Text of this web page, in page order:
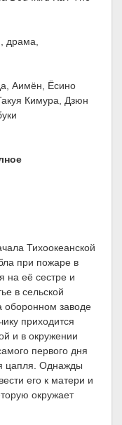
драма,
Аимён, Ёсино
Кимура, Дзюн
Тихоокеанской
при пожаре в
на её сестре и
в сельской
оборонном заводе
приходится
и в окружении
первого дня
цапля. Однажды
его к матери и
окружает